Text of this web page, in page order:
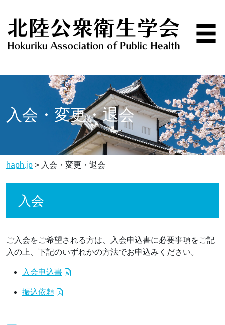
入会・変更・退会
haph.jp > 入会・変更・退会
入会
ご入会をご希望される方は、入会申込書に必要事項をご記
入の上、下記のいずれかの方法でお申込みください。
入会申込書
振込依頼